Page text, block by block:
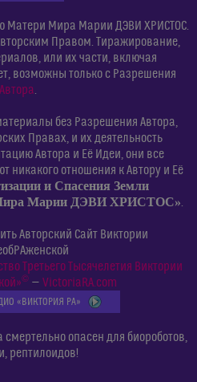
Матери Мира Марии ДЭВИ ХРИСТОС.
Правом. Тиражирование,
или их части, включая
возможны только с Разрешения
Автора.
без Разрешения Автора,
Правах, и их деятельность
Автора и Её Идеи, они все
отношения к Автору и Её
и Спасения Земли
Марии ДЭВИ ХРИСТОС».
Авторский Сайт Виктории
Третьего Тысячелетия Виктории
©— VictoriaRA.com
«ВИКТОРИЯ РА»
опасен для биороботов,
рептилоидов!